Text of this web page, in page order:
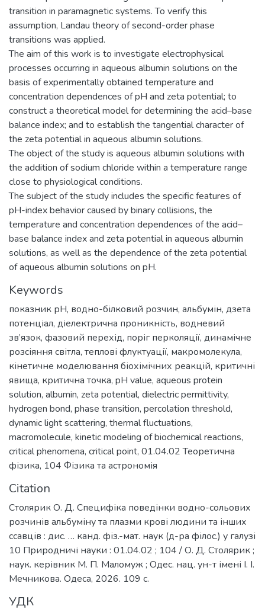
transition in paramagnetic systems. To verify this
assumption, Landau theory of second-order phase
transitions was applied.
The aim of this work is to investigate electrophysical
processes occurring in aqueous albumin solutions on the
basis of experimentally obtained temperature and
concentration dependences of pH and zeta potential; to
construct a theoretical model for determining the acid–base
balance index; and to establish the tangential character of
the zeta potential in aqueous albumin solutions.
The object of the study is aqueous albumin solutions with
the addition of sodium chloride within a temperature range
close to physiological conditions.
The subject of the study includes the specific features of
pH-index behavior caused by binary collisions, the
temperature and concentration dependences of the acid–
base balance index and zeta potential in aqueous albumin
solutions, as well as the dependence of the zeta potential
of aqueous albumin solutions on pH.
Keywords
показник рН, водно-білковий розчин, альбумін, дзета
потенціал, діелектрична проникність, водневий
зв’язок, фазовий перехід, поріг перколяції, динамічне
розсіяння світла, теплові флуктуації, макромолекула,
кінетичне моделювання біохімічних реакцій, критичні
явища, критична точка, pH value, aqueous protein
solution, albumin, zeta potential, dielectric permittivity,
hydrogen bond, phase transition, percolation threshold,
dynamic light scattering, thermal fluctuations,
macromolecule, kinetic modeling of biochemical reactions,
critical phenomena, critical point, 01.04.02 Теоретична
фізика, 104 Фізика та астрономія
Citation
Столярик О. Д. Специфіка поведінки водно-сольових
розчинів альбуміну та плазми крові людини та інших
ссавців : дис. … канд. фіз.-мат. наук (д-ра філос.) у галузі
10 Природничі науки : 01.04.02 ; 104 / О. Д. Столярик ;
наук. керівник М. П. Маломуж ; Одес. нац. ун-т імені І. І.
Мечникова. Одеса, 2026. 109 с.
УДК